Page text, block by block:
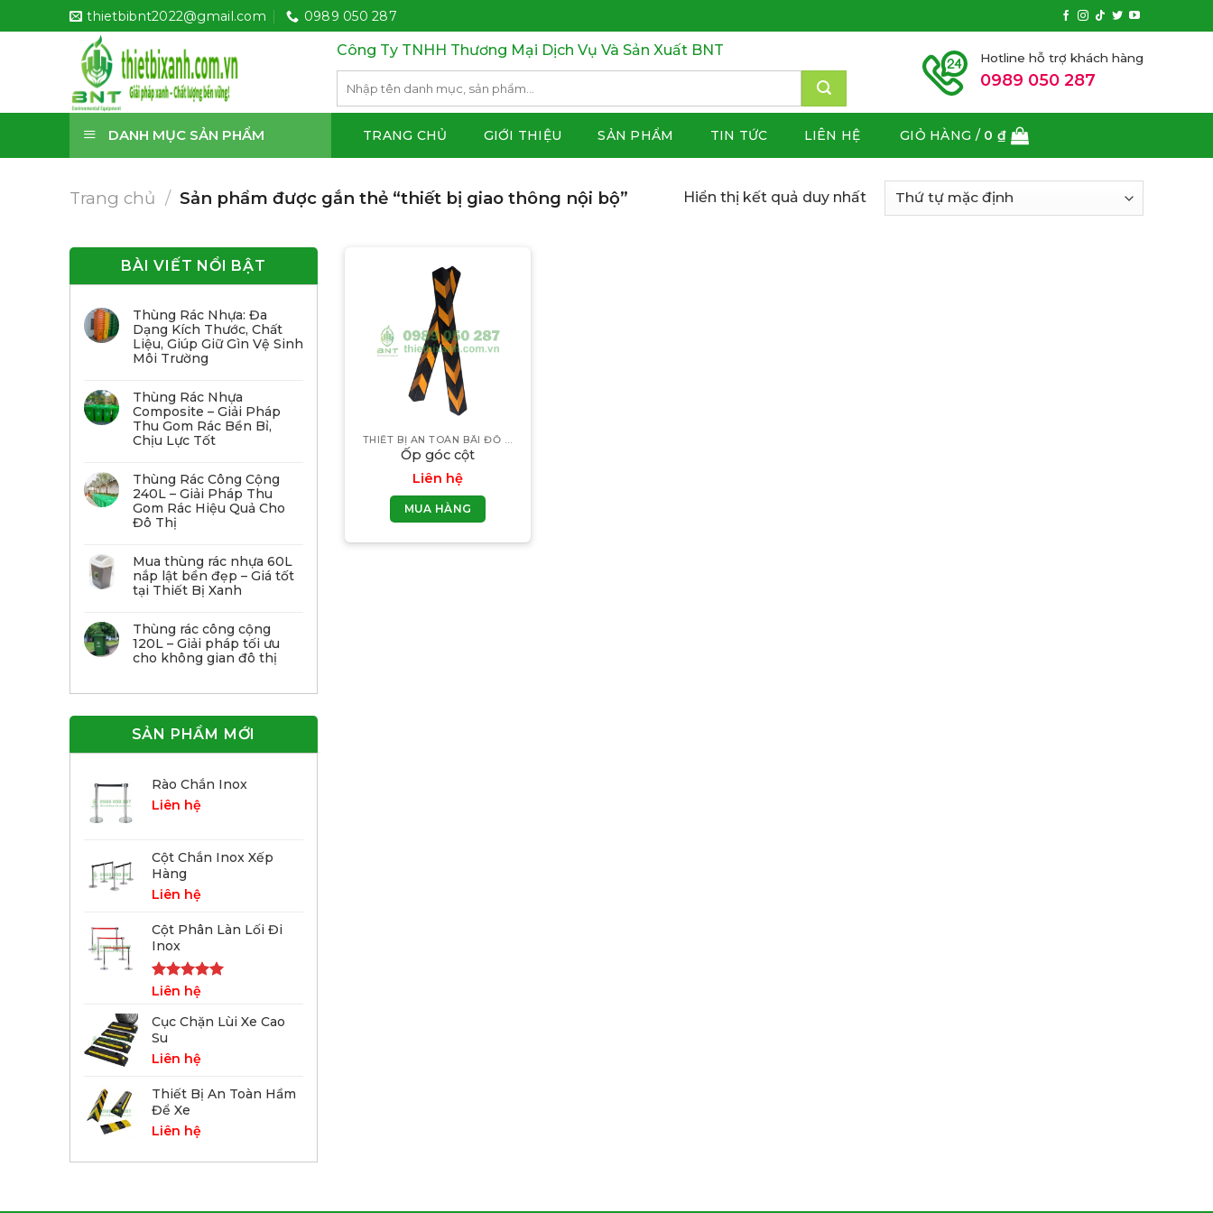
qua
thietbibnt2022@gmail.com 0989 050 287
Công Ty TNHH Thương Mại Dịch Vụ Và Sản Xuất BNT
kiếm:
Hotline hỗ trợ khách hàng
0989 050 287
DANH MỤC SẢN PHẨM TRANG CHỦ GIỚI THIỆU SẢN PHẨM TIN TỨC LIÊN HỆ GIỎ HÀNG / 0 ₫
Trang chủ / Sản phẩm được gắn thẻ “thiết bị giao thông nội bộ” Hiển thị kết quả duy nhất
BÀI VIẾT NỔI BẬT
Thùng Rác Nhựa: Đa
Dạng Kích Thước, Chất
Liệu, Giúp Giữ Gìn Vệ Sinh
Môi Trường
Thùng Rác Nhựa
Composite – Giải Pháp
Thu Gom Rác Bền Bỉ,
Chịu Lực Tốt
Thùng Rác Công Cộng
240L – Giải Pháp Thu
Gom Rác Hiệu Quả Cho
Đô Thị
Mua thùng rác nhựa 60L
nắp lật bền đẹp – Giá tốt
tại Thiết Bị Xanh
Thùng rác công cộng
120L – Giải pháp tối ưu
cho không gian đô thị
SẢN PHẨM MỚI
Rào Chắn Inox
Liên hệ
Cột Chắn Inox Xếp
Hàng
Liên hệ
Cột Phân Làn Lối Đi
Inox
Được xếp
5 sao
Liên hệ
Cục Chặn Lùi Xe Cao
Su
Liên hệ
Thiết Bị An Toàn Hầm
Để Xe
Liên hệ
THIẾT BỊ AN TOÀN BÃI ĐỖ XE
Ốp góc cột
Liên hệ
MUA HÀNG